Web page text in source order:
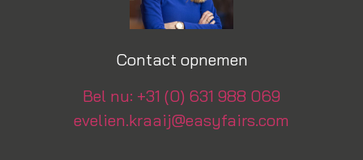
Contact opnemen
Bel nu: +31 (0) 631 988 069
evelien.kraaij@easyfairs.com